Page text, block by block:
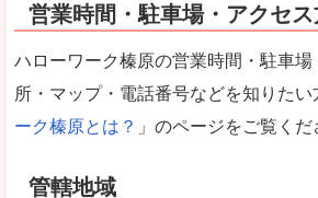
営業時間・駐車場・アクセ
ハローワーク榛原の営業時間・駐車
所・マップ・電話番号などを知りたい
ーク榛原とは？ 」のページをご覧くだ
管轄地域